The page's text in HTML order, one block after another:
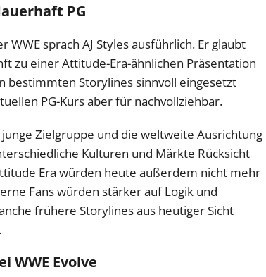
PG
sprach AJ Styles ausführlich. Er glaubt
zu einer Attitude-Era-ähnlichen Präsentation
bestimmten Storylines sinnvoll eingesetzt
PG-Kurs aber für nachvollziehbar.
Zielgruppe und die weltweite Ausrichtung
Kulturen und Märkte Rücksicht
Era würden heute außerdem nicht mehr
Fans würden stärker auf Logik und
frühere Storylines aus heutiger Sicht
WWE Evolve